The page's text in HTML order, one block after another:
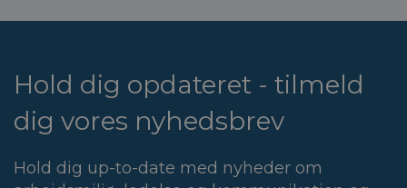
Hold dig opdateret - tilmeld
dig vores nyhedsbrev
Hold dig up-to-date med nyheder om